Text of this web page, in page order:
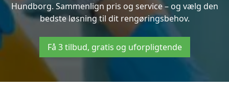
Hundborg. Sammenlign pris og service – og vælg den
bedste løsning til dit rengøringsbehov.
Få 3 tilbud, gratis og uforpligtende